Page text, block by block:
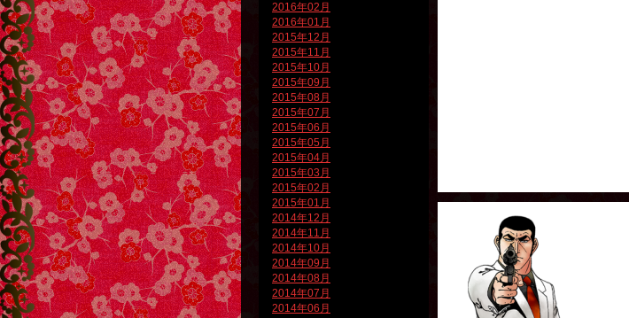
2016年02月
2016年01月
2015年12月
2015年11月
2015年10月
2015年09月
2015年08月
2015年07月
2015年06月
2015年05月
2015年04月
2015年03月
2015年02月
2015年01月
2014年12月
2014年11月
2014年10月
2014年09月
2014年08月
2014年07月
2014年06月